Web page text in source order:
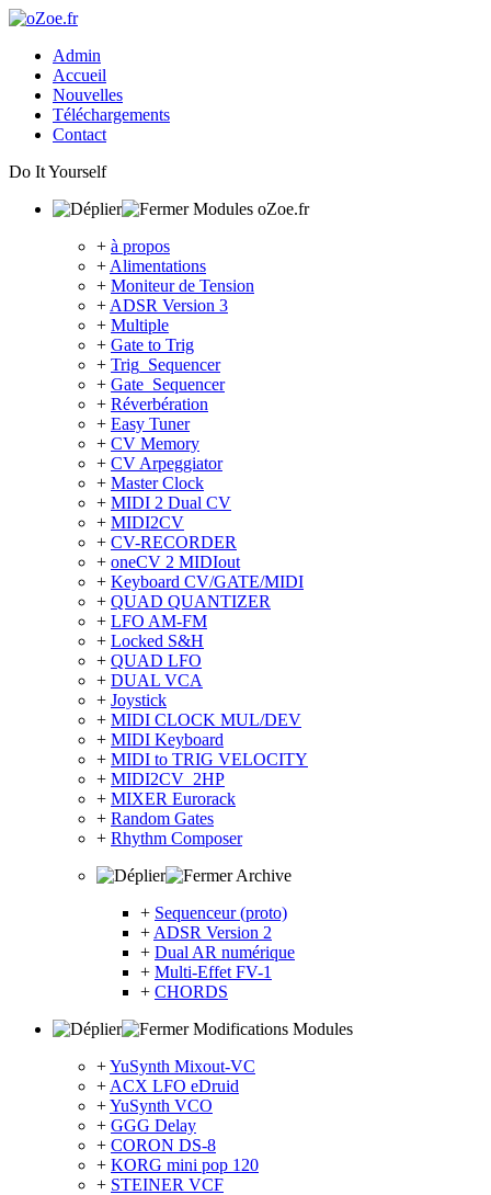
Admin
Accueil
Nouvelles
Téléchargements
Contact
Do It Yourself
Modules oZoe.fr
+ à propos
+ Alimentations
+ Moniteur de Tension
+ ADSR Version 3
+ Multiple
+ Gate to Trig
+ Trig_Sequencer
+ Gate_Sequencer
+ Réverbération
+ Easy Tuner
+ CV Memory
+ CV Arpeggiator
+ Master Clock
+ MIDI 2 Dual CV
+ MIDI2CV
+ CV-RECORDER
+ oneCV 2 MIDIout
+ Keyboard CV/GATE/MIDI
+ QUAD QUANTIZER
+ LFO AM-FM
+ Locked S&H
+ QUAD LFO
+ DUAL VCA
+ Joystick
+ MIDI CLOCK MUL/DEV
+ MIDI Keyboard
+ MIDI to TRIG VELOCITY
+ MIDI2CV_2HP
+ MIXER Eurorack
+ Random Gates
+ Rhythm Composer
Archive
+ Sequenceur (proto)
+ ADSR Version 2
+ Dual AR numérique
+ Multi-Effet FV-1
+ CHORDS
Modifications Modules
+YuSynth Mixout-VC
+ ACX LFO eDruid
+YuSynth VCO
+ GGG Delay
+ CORON DS-8
+ KORG mini pop 120
+ STEINER VCF